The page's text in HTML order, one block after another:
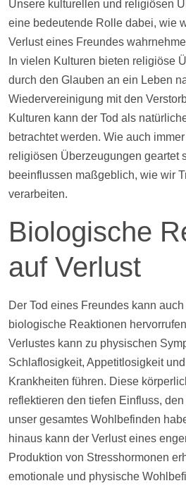
Unsere kulturellen und religiösen
eine bedeutende Rolle dabei, wie
Verlust eines Freundes
In vielen Kulturen bieten religiöse
durch den Glauben an ein Leben
Wiedervereinigung mit den
Kulturen kann der Tod als
betrachtet werden. Wie auch
religiösen Überzeugungen geartet
beeinflussen maßgeblich, wie wir
verarbeiten.
Biologische
auf Verlust
Der Tod eines Freundes kann
biologische Reaktionen
Verlustes kann zu physischen
Schlaflosigkeit, Appetitlosigkeit
Krankheiten führen. Diese
reflektieren den tiefen Einfluss,
unser gesamtes Wohlbefinden
hinaus kann der Verlust eines
Produktion von Stresshormonen
emotionale und physische